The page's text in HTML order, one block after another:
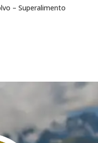
– Superalimento